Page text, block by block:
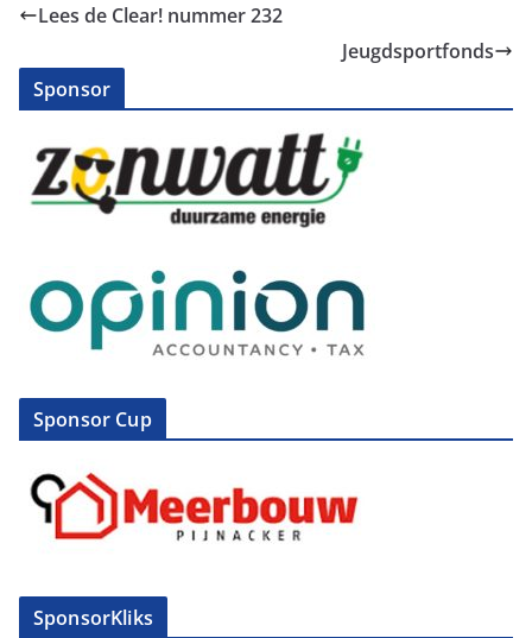
Lees de Clear! nummer 232
Jeugdsportfonds
Sponsor
Sponsor Cup
SponsorKliks